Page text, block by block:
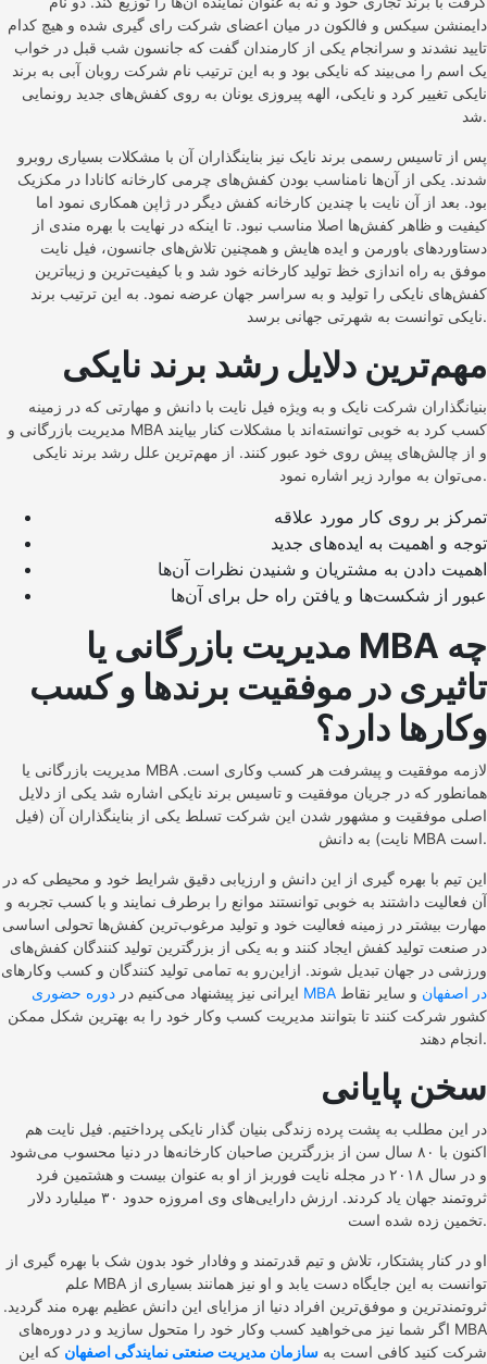
دایمنشن سیکس و فالکون در میان اعضای شرکت رای گیری شده و هیچ کدام
تایید نشدند و سرانجام یکی از کارمندان گفت که جانسون شب قبل در خواب
یک اسم را می‌بیند که نایکی بود و به این ترتیب نام شرکت روبان آبی به برند
نایکی تغییر کرد و نایکی، الهه پیروزی یونان به روی کفش‌های جدید رونمایی
شد.
پس از تاسیس رسمی برند نایک نیز بناینگذاران آن با مشکلات بسیاری روبرو
شدند. یکی از آن‌ها نامناسب بودن کفش‌های چرمی کارخانه کانادا در مکزیک
بود. بعد از آن نایت با چندین کارخانه کفش دیگر در ژاپن همکاری نمود اما
کیفیت و ظاهر کفش‌ها اصلا مناسب نبود. تا اینکه در نهایت با بهره مندی از
دستاوردهای باورمن و ایده هایش و همچنین تلاش‌های جانسون، فیل نایت
موفق به راه اندازی خظ تولید کارخانه خود شد و با کیفیت‌ترین و زیباترین
کفش‌های نایکی را تولید و به سراسر جهان عرضه نمود. به این ترتیب برند
نایکی توانست به شهرتی جهانی برسد.
مهم‌ترین دلایل رشد برند نایکی
بنیانگذاران شرکت نایک و به ویژه فیل نایت با دانش و مهارتی که در زمینه
مدیریت بازرگانی و MBA کسب کرد به خوبی توانسته‌‌اند با مشکلات کنار بیایند
و از چالش‌های پیش روی خود عبور کنند. از مهم‌ترین علل رشد برند نایکی
می‌توان به موارد زیر اشاره نمود.
تمرکز بر روی کار مورد علاقه
توجه و اهمیت به ایده‌های جدید
اهمیت دادن به مشتریان و شنیدن نظرات آن‌ها
عبور از شکست‌ها و یافتن راه حل برای آن‌ها
MBA
تاثیری در موفقیت برندها و کسب
وکارها دارد؟
مدیریت بازرگانی یا MBA لازمه موفقیت و پیشرفت هر کسب وکاری است.
همانطور که در جریان موفقیت و تاسیس برند نایکی اشاره شد یکی از دلایل
اصلی موفقیت و مشهور شدن این شرکت تسلط یکی از بناینگذاران آن (فیل
نایت) به دانش MBA است.
این تیم با بهره گیری از این دانش و ارزیابی دقیق شرایط خود و محیطی که در
آن فعالیت داشتند به خوبی توانستند موانع را برطرف نمایند و با کسب تجربه و
مهارت بیشتر در زمینه فعالیت خود و تولید مرغوب‌ترین کفش‌ها تحولی اساسی
در صنعت تولید کفش ایجاد کنند و به یکی از بزرگترین تولید کنندگان کفش‌های
ورزشی در جهان تبدیل شوند.‌ ازاین‌رو به تمامی تولید کنندگان و کسب وکارهای
ایرانی نیز پیشنهاد می‌کنیم در
دوره حضوری MBA در اصفهان و سایر نقاط
کشور شرکت کنند تا بتوانند مدیریت کسب وکار خود را به بهترین شکل ممکن
انجام دهند.
سخن پایانی
در این مطلب به پشت پرده زندگی بنیان گذار نایکی پرداختیم. فیل نایت هم
اکنون با ۸۰ سال سن از بزرگترین صاحبان کارخانه‌ها در دنیا محسوب می‌شود
و در سال ۲۰۱۸ در مجله نایت فوربز از او به عنوان بیست و هشتمین فرد
ثروتمند جهان یاد کردند. ارزش دارایی‌های وی امروزه حدود ۳۰ میلیارد دلار
تخمین زده شده است.
او در کنار پشتکار، تلاش و تیم قدرتمند و وفادار خود بدون شک با بهره گیری از
علم MBA توانست به این جایگاه دست یابد و او نیز همانند بسیاری از
ثروتمند‌ترین و موفق‌ترین افراد دنیا از مزایای این دانش عظیم بهره مند گردید.
اگر شما نیز می‌خواهید کسب وکار خود را متحول سازید و در دوره‌های MBA
شرکت کنید کافی است به سازمان مدیریت صنعتی نمایندگی اصفهان که این